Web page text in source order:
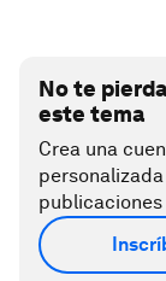
No te
este tema
Crea una
publicaciones